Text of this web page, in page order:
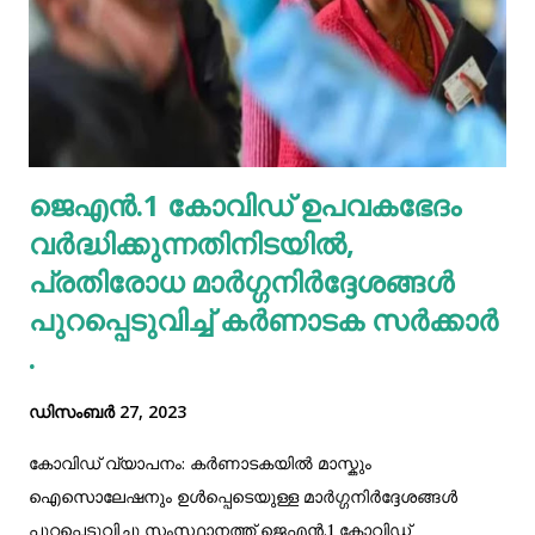
ജെഎൻ.1 കോവിഡ് ഉപവകഭേദം
വർദ്ധിക്കുന്നതിനിടയിൽ,
‌‌പ്രതിരോധ മാർഗ്ഗനിർദ്ദേശങ്ങൾ
പുറപ്പെടുവിച്ച് കർണാടക സർക്കാർ
.
ഡിസംബർ 27, 2023
കോവിഡ് വ്യാപനം: കർണാടകയിൽ മാസ്കും
ഐസൊലേഷനും ഉൾപ്പെടെയുള്ള മാർഗ്ഗനിർദ്ദേശങ്ങൾ
പുറപ്പെടുവിച്ചു സംസ്ഥാനത്ത് ജെഎൻ.1 കോവിഡ്